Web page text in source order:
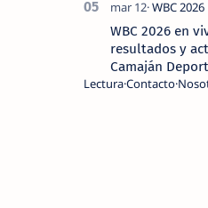
WBC 2026 en
resultados y
Camaján
LecturaContacto